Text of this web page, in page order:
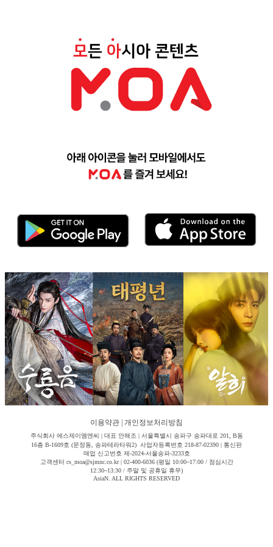
이용약관 개인정보처리방침
주식회사 에스제이엠엔씨 | 대표 안해조 | 서울특별시 송파구 송파대로 201, B동
16층 B-1609호 (문정동, 송파테라타워2) 사업자등록번호 218-87-02390 | 통신판
매업 신고번호 제-2024-서울송파-3233호
고객센터 cs_moa@sjmnc.co.kr | 02-400-6036 (평일 10:00~17:00 / 점심시간
12:30~13:30 / 주말 및 공휴일 휴무)
AsiaN. ALL RIGHTS RESERVED